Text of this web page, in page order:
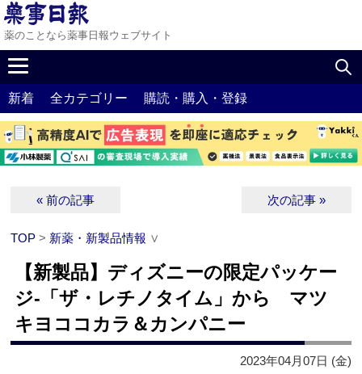
薬のことなら薬事日報ウェブサイト
新着 全カテゴリー 購読・購入・登録
« 前の記事 次の記事 »
TOP > 新薬・新製品情報 ∨
【新製品】ディズニーの限定パッケー
ジ‐「ザ・レチノタイム」から マツ
キヨココカラ＆カンパニー
2023年04月07日 (金)